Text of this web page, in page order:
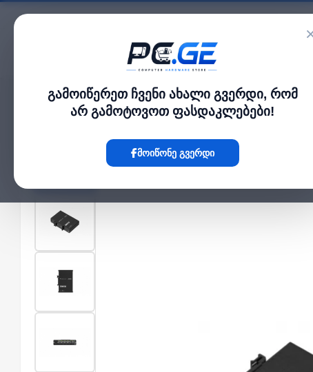
გამოიწერეთ ჩვენი ახალი გვერდი, რომ
არ გამოტოვოთ ფასდაკლებები!
მოიწონე გვერდი
კატალოგი
მთავარი›Network Switch›Switch 5 10/100 ports